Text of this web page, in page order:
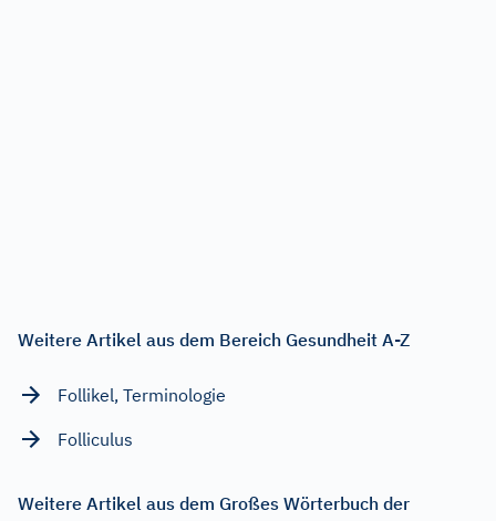
Weitere Artikel aus dem Bereich Gesundheit A-Z
Follikel, Terminologie
Folliculus
Weitere Artikel aus dem Großes Wörterbuch der